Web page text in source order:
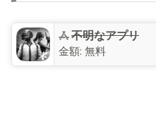
不明なアプリ
金額: 無料